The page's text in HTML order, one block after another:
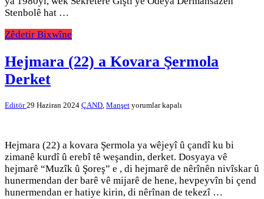
Stenbolê hat …
Zêdetir Bixwîne
Hejmara (22) a Kovara Şermola
Derket
Editör29 Haziran 2024 ÇAND, Manşet Hejmara
Şermola
Derket
için
yorumlar kapalı
Hejmara (22) a kovara Şermola ya wêjeyî û çandî ku bi
zimanê kurdî û erebî tê weşandin, derket. Dosyaya vê
hejmarê “Muzîk û Şoreş” e , di hejmarê de nêrînên nivîskar û
hunermendan der barê vê mijarê de hene, hevpeyvîn bi çend
hunermendan er hatiye kirin, di nêrînan de tekezî …